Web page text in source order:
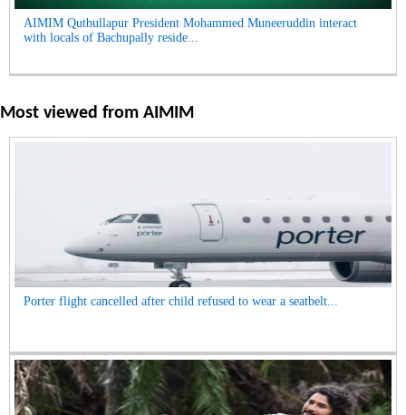
AIMIM Qutbullapur President Mohammed Muneeruddin interact
with locals of Bachupally reside...
Most viewed from AIMIM
Porter flight cancelled after child refused to wear a seatbelt...